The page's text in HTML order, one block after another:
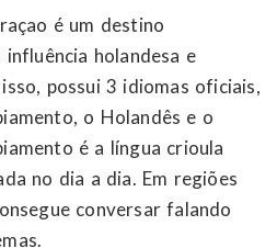
é um destino
holandesa e
possui 3 idiomas oficiais,
o Holandês e o
é a língua crioula
no dia a dia. Em regiões
conversar falando